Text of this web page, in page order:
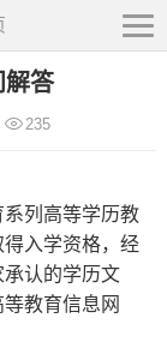
解答
235
列高等学历教
入学资格，经
承认的学历文
教育信息网